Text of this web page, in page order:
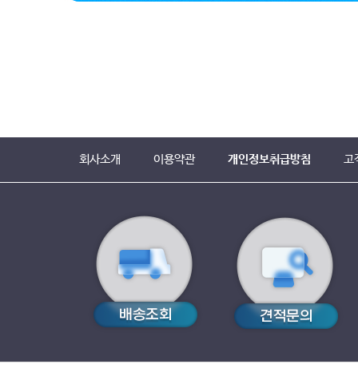
회사소개 이용약관 개인정보취급방침 고